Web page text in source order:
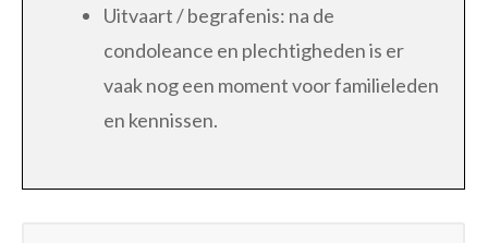
Uitvaart / begrafenis: na de
condoleance en plechtigheden is er
vaak nog een moment voor familieleden
en kennissen.